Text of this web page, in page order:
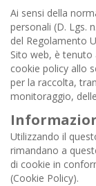
Certificazioni
Contatti
Ai sensi della
personali (D. Lgs.
del Regolamento
Sito web, è
cookie policy allo
per la raccolta,
monitoraggio,
Utilizzando il
rimandano a
di cookie in
(Cookie Policy).